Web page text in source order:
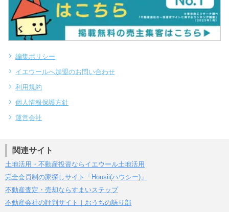
編集ポリシー
イエウールへ加盟のお問い合わせ
利用規約
個人情報保護方針
運営会社
関連サイト
土地活用・不動産投資ならイエウール土地活用
完全会員制の家探しサイト「Housii(ハウシー)」
不動産査定・売却ならすまいステップ
不動産会社の評判サイト｜おうちの語り部